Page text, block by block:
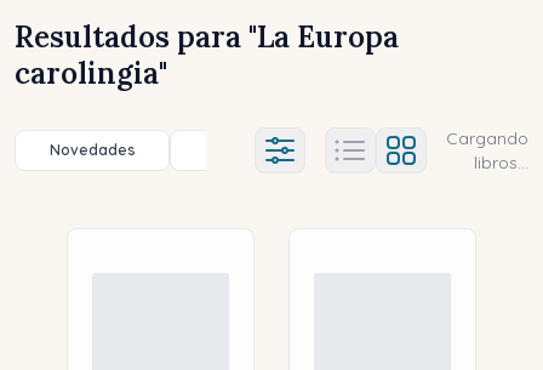
Resultados para "La Europa
carolingia"
Novedades Título (a-z) Título (z-a)
Ajustes abierto
Cargando
libros...